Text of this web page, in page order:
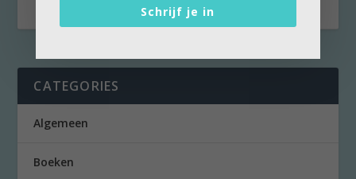
CATEGORIES
Algemeen
Boeken
Schrijf je in